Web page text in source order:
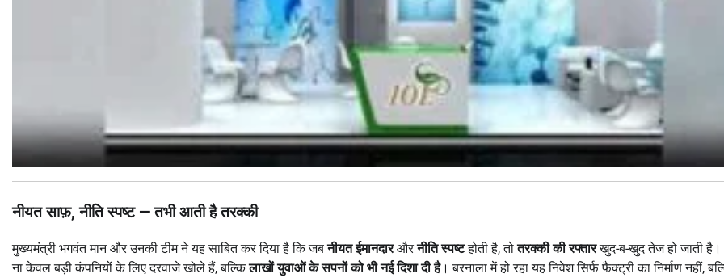
नीयत साफ़, नीति स्पष्ट — तभी आती है तरक्की
मुख्यमंत्री भगवंत मान और उनकी टीम ने यह साबित कर दिया है कि जबनीयत ईमानदारऔरनीति स्पष्टहोती है, तोतरक्की की रफ्तारखुद-ब-खुद तेज हो जाती है।
ना केवल बड़ी कंपनियों के लिए दरवाजे खोले हैं, बल्किलाखों युवाओं के सपनों को भी नई दिशा दी है। बरनाला में हो रहा यह निवेश सिर्फ फैक्ट्री का निर्माण नहीं,